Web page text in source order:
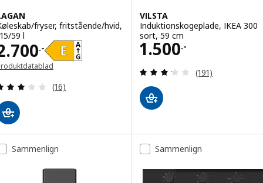
fryser, fritstående/hvid,
59 l
.-
2700.-
Anmeld: 3 ud af 5 Stjerner. Anmeldelser i alt:
(16)
VILSTA
Induktionskogeplade, IKEA 300
sort, 59 cm
1.500.-
Pris 1500.-
Anmeld: 3.2 ud
(191)
Sammenlign Sammenlign